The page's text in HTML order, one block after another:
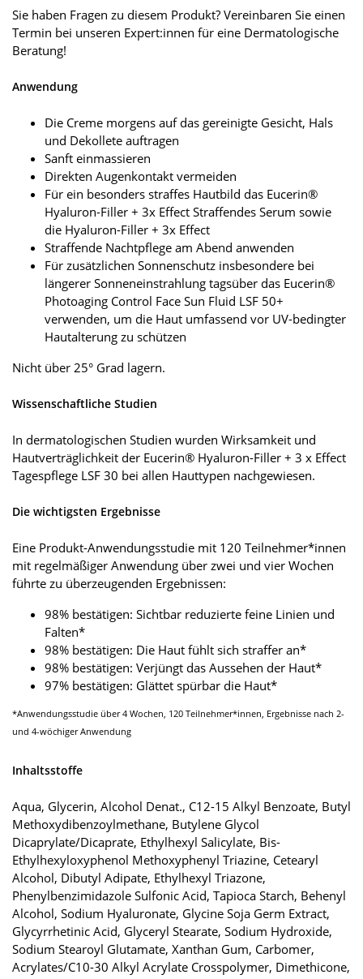
Sie haben Fragen zu diesem Produkt? Vereinbaren Sie einen
Termin bei unseren Expert:innen für eine Dermatologische
Beratung!
Anwendung
Die Creme morgens auf das gereinigte Gesicht, Hals
und Dekollete auftragen
Sanft einmassieren
Direkten Augenkontakt vermeiden
Für ein besonders straffes Hautbild das Eucerin®
Hyaluron-Filler + 3x Effect Straffendes Serum sowie
die Hyaluron-Filler + 3x Effect
Straffende Nachtpflege am Abend anwenden
Für zusätzlichen Sonnenschutz insbesondere bei
längerer Sonneneinstrahlung tagsüber das Eucerin®
Photoaging Control Face Sun Fluid LSF 50+
verwenden, um die Haut umfassend vor UV-bedingter
Hautalterung zu schützen
Nicht über 25° Grad lagern.
Wissenschaftliche Studien
In dermatologischen Studien wurden Wirksamkeit und
Hautverträglichkeit der Eucerin® Hyaluron-Filler + 3 x Effect
Tagespflege LSF 30 bei allen Hauttypen nachgewiesen.
Die wichtigsten Ergebnisse
Eine Produkt-Anwendungsstudie mit 120 Teilnehmer*innen
mit regelmäßiger Anwendung über zwei und vier Wochen
führte zu überzeugenden Ergebnissen:
98% bestätigen: Sichtbar reduzierte feine Linien und
Falten*
98% bestätigen: Die Haut fühlt sich straffer an*
98% bestätigen: Verjüngt das Aussehen der Haut*
97% bestätigen: Glättet spürbar die Haut*
*Anwendungsstudie über 4 Wochen, 120 Teilnehmer*innen, Ergebnisse nach 2-
und 4-wöchiger Anwendung
Inhaltsstoffe
Aqua, Glycerin, Alcohol Denat., C12-15 Alkyl Benzoate, Butyl
Methoxydibenzoylmethane, Butylene Glycol
Dicaprylate/Dicaprate, Ethylhexyl Salicylate, Bis-
Ethylhexyloxyphenol Methoxyphenyl Triazine, Cetearyl
Alcohol, Dibutyl Adipate, Ethylhexyl Triazone,
Phenylbenzimidazole Sulfonic Acid, Tapioca Starch, Behenyl
Alcohol, Sodium Hyaluronate, Glycine Soja Germ Extract,
Glycyrrhetinic Acid, Glyceryl Stearate, Sodium Hydroxide,
Sodium Stearoyl Glutamate, Xanthan Gum, Carbomer,
Acrylates/C10-30 Alkyl Acrylate Crosspolymer, Dimethicone,